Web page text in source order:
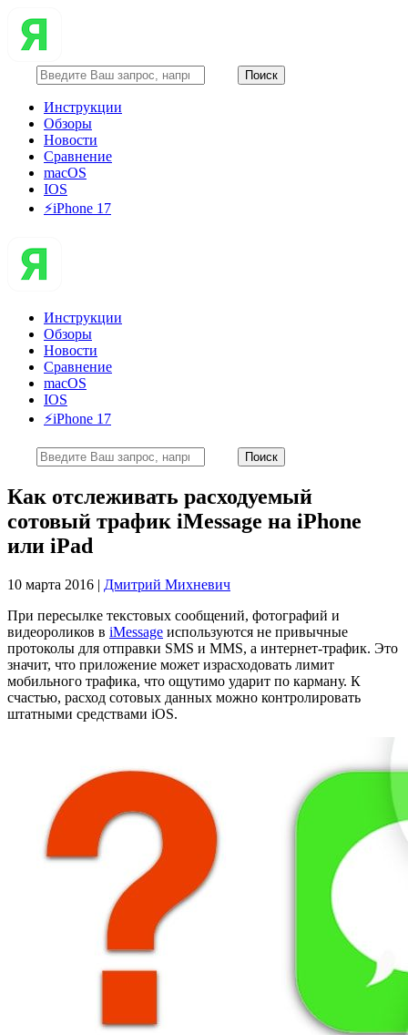
Инструкции
Обзоры
Новости
Сравнение
macOS
IOS
⚡️iPhone 17
Инструкции
Обзоры
Новости
Сравнение
macOS
IOS
⚡️iPhone 17
Как отслеживать расходуемый
сотовый трафик iMessage на iPhone
или iPad
10 марта 2016 | Дмитрий Михневич
При пересылке текстовых сообщений, фотографий и
видеороликов в iMessage используются не привычные
протоколы для отправки SMS и MMS, а интернет-трафик. Это
значит, что приложение может израсходовать лимит
мобильного трафика, что ощутимо ударит по карману. К
счастью, расход сотовых данных можно контролировать
штатными средствами iOS.